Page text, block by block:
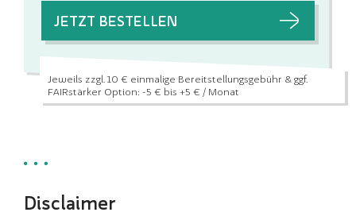
JETZT BESTELLEN
Jeweils zzgl. 10 € einmalige Bereitstellungsgebühr & ggf.
FAIRstärker Option: -5 € bis +5 € / Monat
Disclaimer